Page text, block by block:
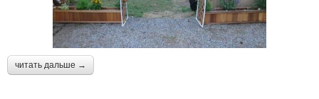
читать дальше →